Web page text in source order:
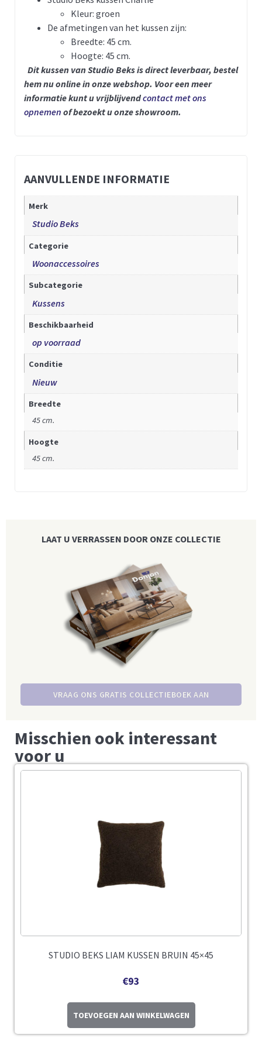
Kleur: groen
De afmetingen van het kussen zijn:
Breedte: 45 cm.
Hoogte: 45 cm.
Dit kussen van Studio Beks is direct leverbaar, bestel
hem nu online in onze webshop. Voor een meer
informatie kunt u vrijblijvendcontact met ons
opnemen of bezoekt u onze showroom.
AANVULLENDE INFORMATIE
Merk
Studio Beks
Categorie
Woonaccessoires
Subcategorie
Kussens
Beschikbaarheid
op voorraad
Conditie
Nieuw
Breedte
45 cm.
Hoogte
45 cm.
LAAT U VERRASSEN DOOR ONZE COLLECTIE
VRAAG ONS GRATIS COLLECTIEBOEK AAN
Misschien ook interessant
voor u
STUDIO BEKS LIAM KUSSEN BRUIN 45×45
€93
TOEVOEGEN AAN WINKELWAGEN